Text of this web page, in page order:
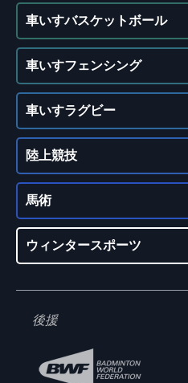
車いすバスケットボール
車いすフェンシング
車いすラグビー
陸上競技
馬術
ウィンタースポーツ
後援